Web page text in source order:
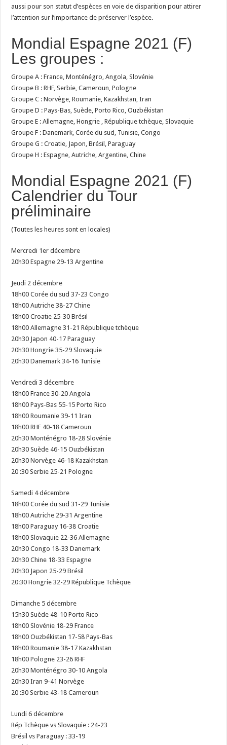
aussi pour son statut d’espèces en voie de disparition pour attirer
l’attention sur l’importance de préserver l’espèce.
Mondial Espagne 2021 (F)
Les groupes :
Groupe A : France, Monténégro, Angola, Slovénie
Groupe B : RHF, Serbie, Cameroun, Pologne
Groupe C : Norvège, Roumanie, Kazakhstan, Iran
Groupe D : Pays-Bas, Suède, Porto Rico, Ouzbékistan
Groupe E : Allemagne, Hongrie , République tchèque, Slovaquie
Groupe F : Danemark, Corée du sud, Tunisie, Congo
Groupe G : Croatie, Japon, Brésil, Paraguay
Groupe H : Espagne, Autriche, Argentine, Chine
Mondial Espagne 2021 (F)
Calendrier du Tour
préliminaire
(Toutes les heures sont en locales)
Mercredi 1er décembre
20h30 Espagne 29-13 Argentine
Jeudi 2 décembre
18h00 Corée du sud 37-23 Congo
18h00 Autriche 38-27 Chine
18h00 Croatie 25-30 Brésil
18h00 Allemagne 31-21 République tchèque
20h30 Japon 40-17 Paraguay
20h30 Hongrie 35-29 Slovaquie
20h30 Danemark 34-16 Tunisie
Vendredi 3 décembre
18h00 France 30-20 Angola
18h00 Pays-Bas 55-15 Porto Rico
18h00 Roumanie 39-11 Iran
18h00 RHF 40-18 Cameroun
20h30 Monténégro 18-28 Slovénie
20h30 Suède 46-15 Ouzbékistan
20h30 Norvège 46-18 Kazakhstan
20 :30 Serbie 25-21 Pologne
Samedi 4 décembre
18h00 Corée du sud 31-29 Tunisie
18h00 Autriche 29-31 Argentine
18h00 Paraguay 16-38 Croatie
18h00 Slovaquie 22-36 Allemagne
20h30 Congo 18-33 Danemark
20h30 Chine 18-33 Espagne
20h30 Japon 25-29 Brésil
20:30 Hongrie 32-29 République Tchèque
Dimanche 5 décembre
15h30 Suède 48-10 Porto Rico
18h00 Slovénie 18-29 France
18h00 Ouzbékistan 17-58 Pays-Bas
18h00 Roumanie 38-17 Kazakhstan
18h00 Pologne 23-26 RHF
20h30 Monténégro 30-10 Angola
20h30 Iran 9-41 Norvège
20 :30 Serbie 43-18 Cameroun
Lundi 6 décembre
Rép Tchèque vs Slovaquie : 24-23
Brésil vs Paraguay : 33-19